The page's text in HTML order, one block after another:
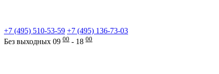
+7 (495) 510-53-59 +7 (495) 136-73-03
Без выходных 09 00 - 18 00